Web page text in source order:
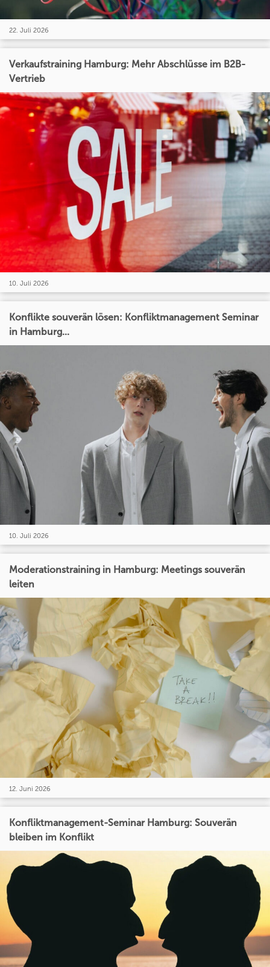
22. Juli 2026
Verkaufstraining Hamburg: Mehr Abschlüsse im B2B-
Vertrieb
10. Juli 2026
Konflikte souverän lösen: Konfliktmanagement Seminar
in Hamburg...
10. Juli 2026
Moderationstraining in Hamburg: Meetings souverän
leiten
12. Juni 2026
Konfliktmanagement-Seminar Hamburg: Souverän
bleiben im Konflikt